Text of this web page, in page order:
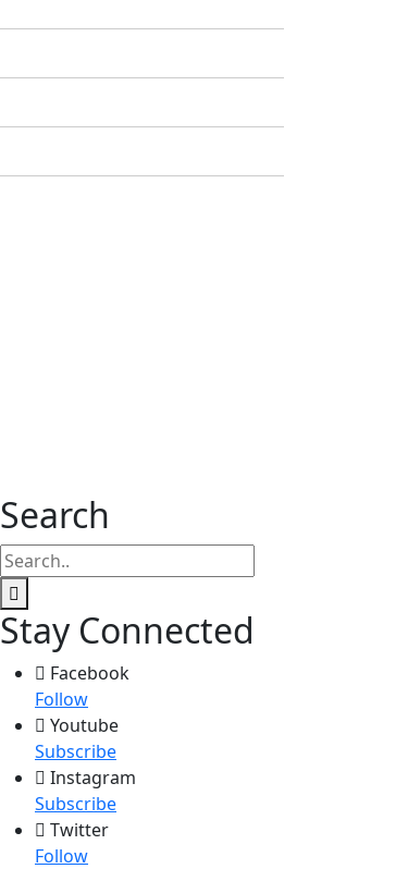
Search
Stay Connected
Facebook
Follow
Youtube
Subscribe
Instagram
Subscribe
Twitter
Follow